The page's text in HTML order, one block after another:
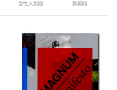
女性人気順 新着順